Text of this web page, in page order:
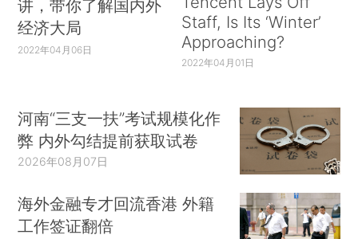
讲，带你了解国内外
经济大局
2022年04月06日
Staff, Is Its ‘Winter’
Approaching?
2022年04月01日
河南“三支一扶”考试规模化作
弊 内外勾结提前获取试卷
2026年08月07日
海外金融专才回流香港 外籍
工作签证翻倍